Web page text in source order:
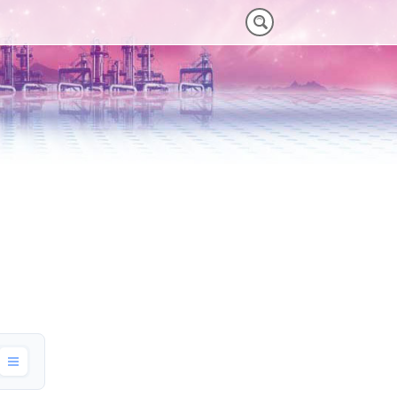
DUTYVORTEILE VT PLUS-SERIE
MT-SERIE (25-75NM)